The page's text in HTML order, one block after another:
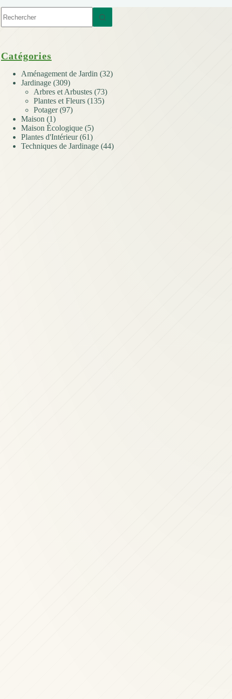
résultat
Catégories
Aménagement de Jardin (32)
Jardinage (309)
Arbres et Arbustes (73)
Plantes et Fleurs (135)
Potager(97)
Maison (1)
Maison Écologique (5)
Plantes d'Intérieur(61)
Techniques de Jardinage (44)